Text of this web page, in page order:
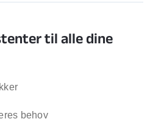
til alle dine
behov